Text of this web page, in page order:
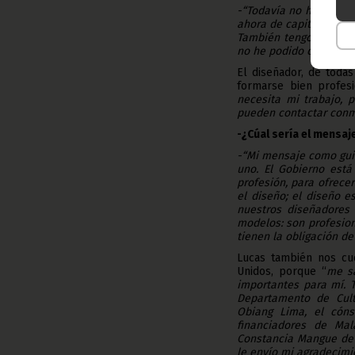
-“Todavía no he
ahora de capital
También tengo que
no he podido
El diseñador, de
formarse bien
necesita mi trabajo,
pueden contactar
-¿Cúal sería el
-“Mi mensaje como
uno. El Gobierno
profesión, para
el diseño; el diseño
nuestros
modelos: son
tienen la obligación
Lucas también nos
Unidos, porque “me
importantes para mí.
Departamento de
Obiang Lima, el
financiadores de
Constancia Mangue
le envío mi